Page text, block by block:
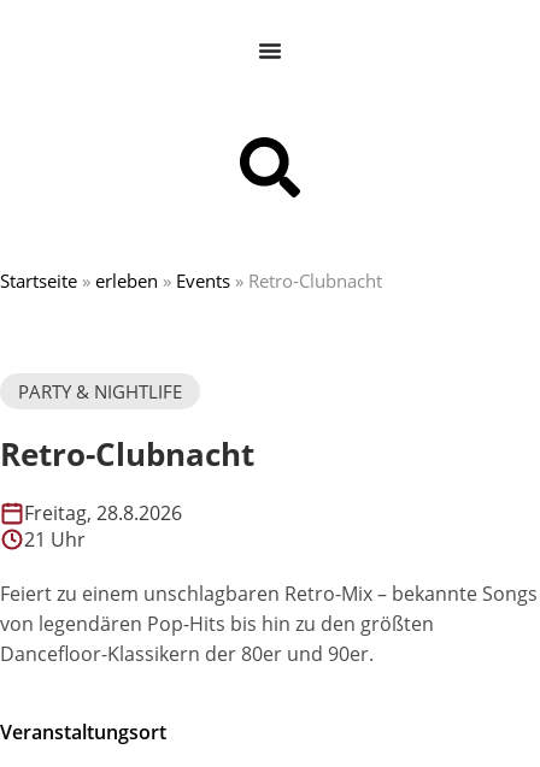
Startseite » erleben » Events » Retro-Clubnacht
PARTY & NIGHTLIFE
Retro-Clubnacht
Freitag, 28.8.2026
21 Uhr
Feiert zu einem unschlagbaren Retro-Mix – bekannte Songs
von legendären Pop-Hits bis hin zu den größten
Dancefloor-Klassikern der 80er und 90er.
Veranstaltungsort